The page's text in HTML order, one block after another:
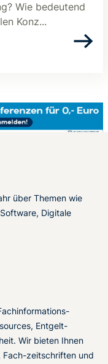
Wie bedeutend
Konz...
über Themen wie
Digitale
Entgelt-
Wir bieten Ihnen
Fach-zeitschriften und